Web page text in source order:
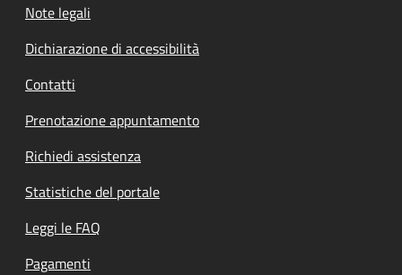
Note legali
Dichiarazione di accessibilità
Contatti
Prenotazione appuntamento
Richiedi assistenza
Statistiche del portale
Leggi le FAQ
Pagamenti